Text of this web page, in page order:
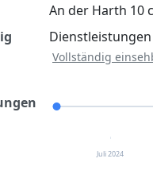
Jetzt kostenlos
An der Harth 10
Vollständig
Juli 2024